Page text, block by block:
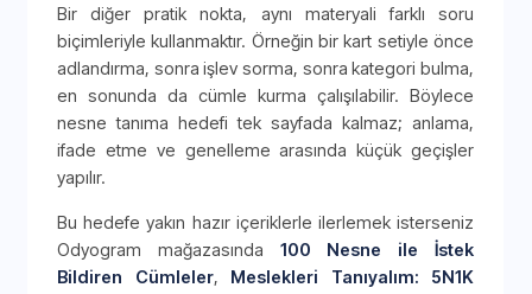
Bir diğer pratik nokta, aynı materyali farklı soru
biçimleriyle kullanmaktır. Örneğin bir kart setiyle önce
adlandırma, sonra işlev sorma, sonra kategori bulma,
en sonunda da cümle kurma çalışılabilir. Böylece
nesne tanıma hedefi tek sayfada kalmaz; anlama,
ifade etme ve genelleme arasında küçük geçişler
yapılır.
Bu hedefe yakın hazır içeriklerle ilerlemek isterseniz
Odyogram mağazasında 100 Nesne ile İstek
Bildiren Cümleler, Meslekleri Tanıyalım: 5N1K